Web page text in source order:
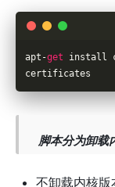
apt -get install
certificates
脚本分为卸载
不卸载内核版